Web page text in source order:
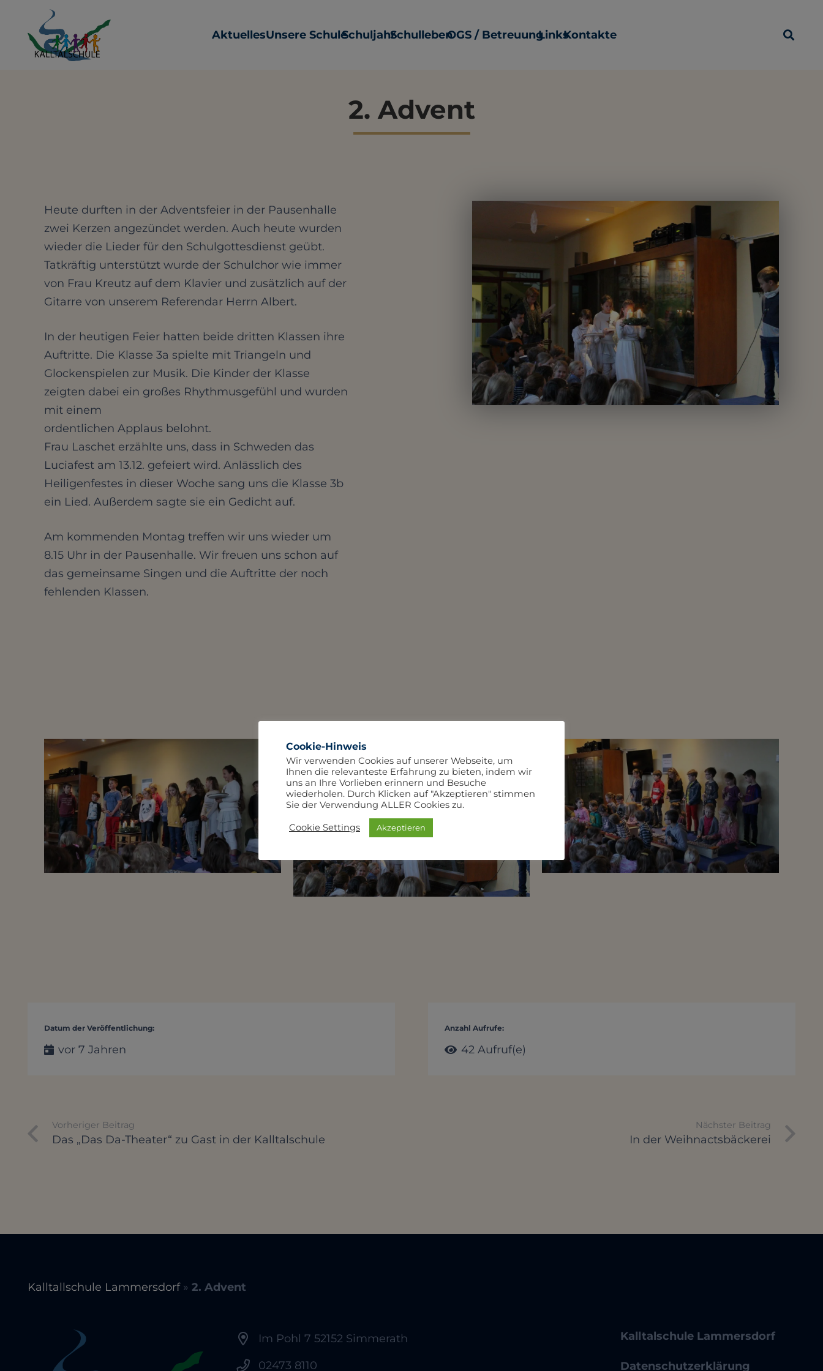
AktuellesUnsere SchuleSchuljahrSchullebenOGS / BetreuungLinksKontakte
2. Advent
Heute durften in der Adventsfeier in der Pausenhalle
zwei Kerzen angezündet werden. Auch heute wurden
wieder die Lieder für den Schulgottesdienst geübt.
Tatkräftig unterstützt wurde der Schulchor wie immer
von Frau Kreutz auf dem Klavier und zusätzlich auf der
Gitarre von unserem Referendar Herrn Albert.
In der heutigen Feier hatten beide dritten Klassen ihre
Auftritte. Die Klasse 3a spielte mit Triangeln und
Glockenspielen zur Musik. Die Kinder der Klasse
zeigten dabei ein großes Rhythmusgefühl und wurden
mit einem
ordentlichen Applaus belohnt.
Frau Laschet erzählte uns, dass in Schweden das
Luciafest am 13.12. gefeiert wird. Anlässlich des
Heiligenfestes in dieser Woche sang uns die Klasse 3b
ein Lied. Außerdem sagte sie ein Gedicht auf.
Am kommenden Montag treffen wir uns wieder um
8.15 Uhr in der Pausenhalle. Wir freuen uns schon auf
das gemeinsame Singen und die Auftritte der noch
fehlenden Klassen.
Datum der Veröffentlichung:
vor 7 Jahren
Anzahl Aufrufe:
42 Aufruf(e)
Vorheriger Beitrag
Das „Das Da-Theater“ zu Gast in der Kalltalschule
Nächster Beitrag
In der Weihnactsbäckerei
Kalltallschule Lammersdorf» 2. Advent
Im Pohl 7 52152 Simmerath
02473 8110
Kalltalschule Lammersdorf
Datenschutzerklärung
Cookie-Hinweis
Wir verwenden Cookies auf unserer Webseite, um
Ihnen die relevanteste Erfahrung zu bieten, indem wir
uns an Ihre Vorlieben erinnern und Besuche
wiederholen. Durch Klicken auf "Akzeptieren" stimmen
Sie der Verwendung ALLER Cookies zu.
Cookie Settings Akzeptieren